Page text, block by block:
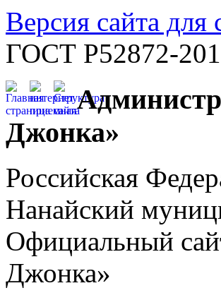
Версия сайта
ГОСТ Р52872-
Джонка»
Российская
Нанайский
Официальный
Джонка»